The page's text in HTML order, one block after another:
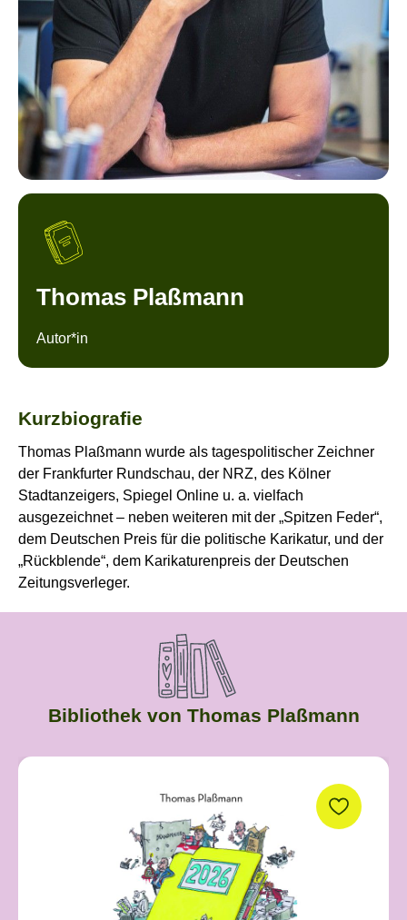
Thomas Plaßmann
Autor*in
Kurzbiografie
Thomas Plaßmann wurde als tagespolitischer Zeichner
der Frankfurter Rundschau, der NRZ, des Kölner
Stadtanzeigers, Spiegel Online u. a. vielfach
ausgezeichnet – neben weiteren mit der „Spitzen Feder“,
dem Deutschen Preis für die politische Karikatur, und der
„Rückblende“, dem Karikaturenpreis der Deutschen
Zeitungsverleger.
Bibliothek von Thomas Plaßmann
Produktgalerie überspringen